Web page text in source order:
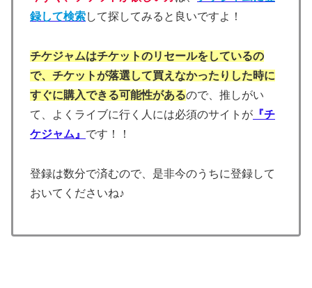
録して検索して探してみると良いですよ！
チケジャムはチケットのリセールをしているの
で、チケットが落選して買えなかったりした時に
すぐに購入できる可能性があるので、推しがい
て、よくライブに行く人には必須のサイトが 『チ
ケジャム』 です！！
登録は数分で済むので、是非今のうちに登録して
おいてくださいね♪